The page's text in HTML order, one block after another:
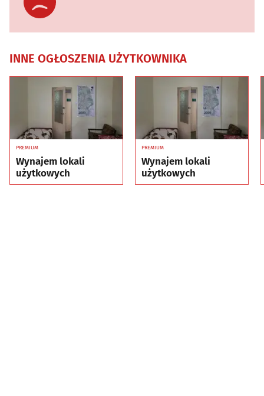
INNE OGŁOSZENIA UŻYTKOWNIKA
PREMIUM
Wynajem lokali
użytkowych
PREMIUM
Wynajem lokali
użytkowych